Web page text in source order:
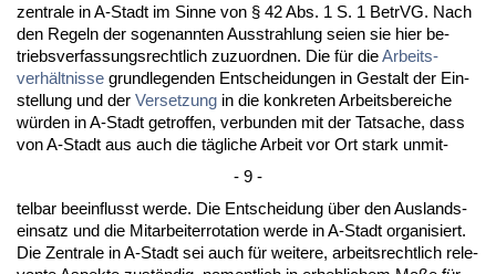
zen­tra­le in A-Stadt im Sin­ne von § 42 Abs. 1 S. 1 Be­trVG. Nach
den Re­geln der so­ge­nann­ten Aus­strah­lung sei­en sie hier be­
triebs­ver­fas­sungs­recht­lich zu­zu­ord­nen. Die für dieAr­beits­
verhält­nis­se grund­le­gen­den Ent­schei­dun­gen in Ge­stalt der Ein­
stel­lung und der Ver­set­zung in die kon­kre­ten Ar­beits­be­rei­che
würden in A-Stadt ge­trof­fen, ver­bun­den mit der Tat­sa­che, dass
von A-Stadt aus auch die tägli­che Ar­beit vor Ort stark un­mit-
- 9 -
tel­bar be­ein­flusst wer­de. Die Ent­schei­dung über den Aus­lands­
ein­satz und die Mit­ar­bei­ter­ro­ta­ti­on wer­de in A-Stadt or­ga­ni­siert.
Die Zen­tra­le in A-Stadt sei auch für wei­te­re, ar­beits­recht­lich re­le­